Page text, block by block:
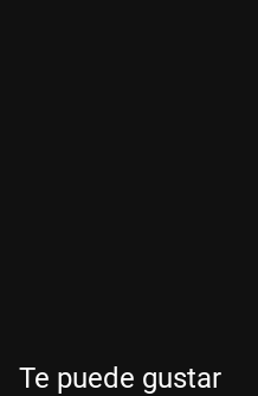
Te puede gustar